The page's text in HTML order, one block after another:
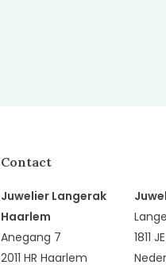
Contact
Juwelier Langerak
Haarlem
Anegang 7
2011 HR Haarlem
1811